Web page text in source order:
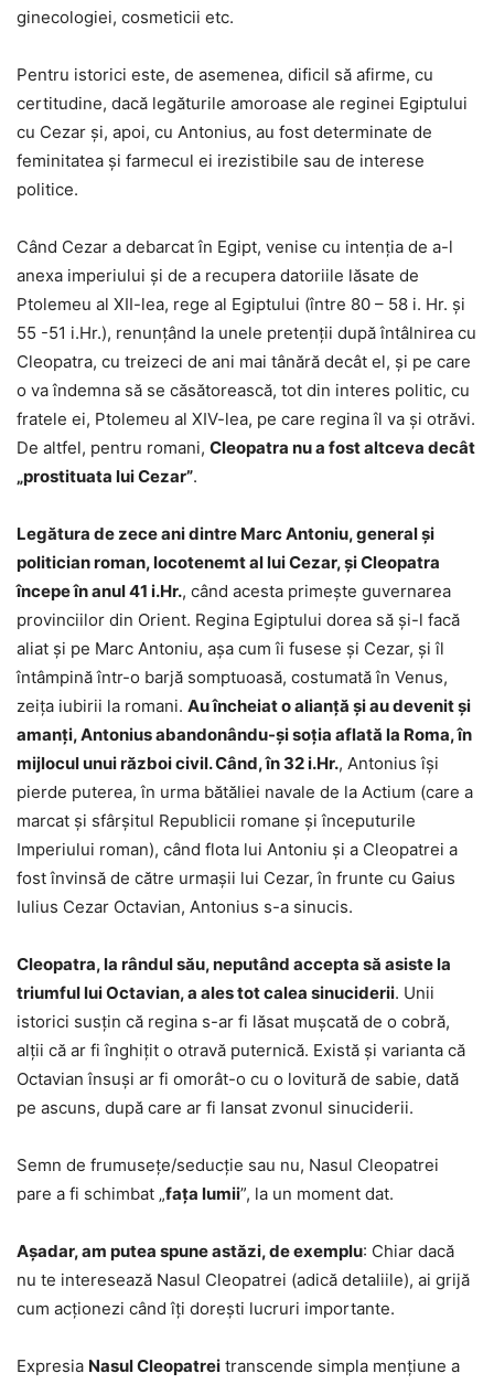
ginecologiei, cosmeticii etc.
Pentru istorici este, de asemenea, dificil să afirme, cu
certitudine, dacă legăturile amoroase ale reginei Egiptului
cu Cezar și, apoi, cu Antonius, au fost determinate de
feminitatea și farmecul ei irezistibile sau de interese
politice.
Când Cezar a debarcat în Egipt, venise cu intenția de a-l
anexa imperiului și de a recupera datoriile lăsate de
Ptolemeu al XII-lea, rege al Egiptului (între 80 – 58 i. Hr. și
55 -51 i.Hr.), renunțând la unele pretenții după întâlnirea cu
Cleopatra, cu treizeci de ani mai tânără decât el, și pe care
o va îndemna să se căsătorească, tot din interes politic, cu
fratele ei, Ptolemeu al XIV-lea, pe care regina îl va și otrăvi.
De altfel, pentru romani, Cleopatra nu a fost altceva decât
„prostituata lui Cezar”.
Legătura de zece ani dintre Marc Antoniu, general și
politician roman, locotenemt al lui Cezar, și Cleopatra
începe în anul 41 i.Hr., când acesta primește guvernarea
provinciilor din Orient. Regina Egiptului dorea să și-l facă
aliat și pe Marc Antoniu, așa cum îi fusese și Cezar, și îl
întâmpină într-o barjă somptuoasă, costumată în Venus,
zeița iubirii la romani. Au încheiat o alianță și au devenit și
amanți, Antonius abandonându-și soția aflată la Roma, în
mijlocul unui război civil. Când, în 32 i.Hr., Antonius își
pierde puterea, în urma bătăliei navale de la Actium (care a
marcat și sfârșitul Republicii romane și începuturile
Imperiului roman), când flota lui Antoniu și a Cleopatrei a
fost învinsă de către urmașii lui Cezar, în frunte cu Gaius
Iulius Cezar Octavian, Antonius s-a sinucis.
Cleopatra, la rândul său, neputând accepta să asiste la
triumful lui Octavian, a ales tot calea sinuciderii. Unii
istorici susțin că regina s-ar fi lăsat mușcată de o cobră,
alții că ar fi înghițit o otravă puternică. Există și varianta că
Octavian însuși ar fi omorât-o cu o lovitură de sabie, dată
pe ascuns, după care ar fi lansat zvonul sinuciderii.
Semn de frumusețe/seducție sau nu, Nasul Cleopatrei
pare a fi schimbat „fața lumii”, la un moment dat.
Așadar, am putea spune astăzi, de exemplu: Chiar dacă
nu te interesează Nasul Cleopatrei (adică detaliile), ai grijă
cum acționezi când îți dorești lucruri importante.
Expresia Nasul Cleopatrei transcende simpla mențiune a